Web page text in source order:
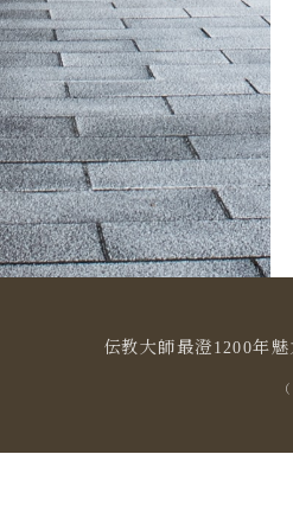
伝教大師最澄1200年